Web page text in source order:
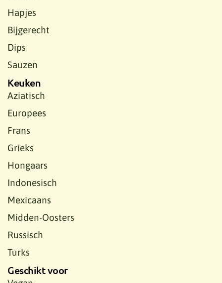
Hapjes
Bijgerecht
Dips
Sauzen
Keuken
Aziatisch
Europees
Frans
Grieks
Hongaars
Indonesisch
Mexicaans
Midden-Oosters
Russisch
Turks
Geschikt voor